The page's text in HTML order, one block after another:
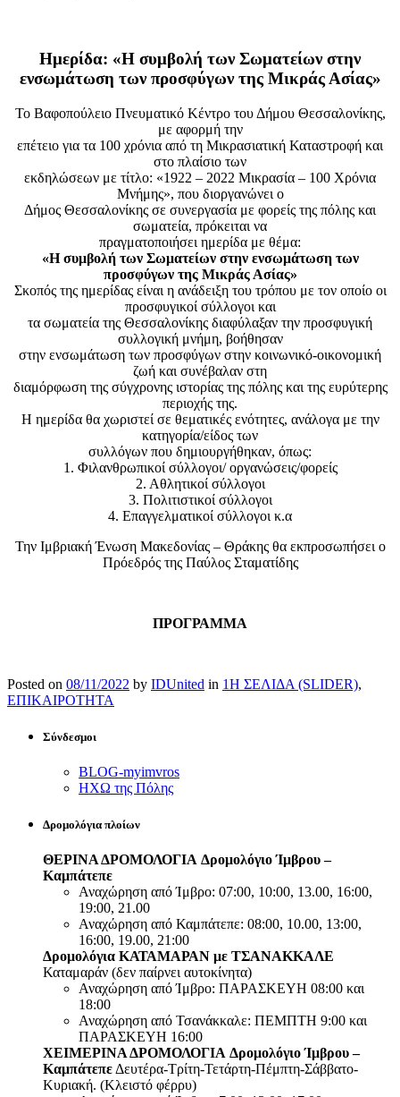
Ημερίδα: «Η συμβολή των Σωματείων στην
ενσωμάτωση των προσφύγων της Μικράς Ασίας»
Το Βαφοπούλειο Πνευματικό Κέντρο του Δήμου Θεσσαλονίκης,
με αφορμή την
επέτειο για τα 100 χρόνια από τη Μικρασιατική Καταστροφή και
στο πλαίσιο των
εκδηλώσεων με τίτλο: «1922 – 2022 Μικρασία – 100 Χρόνια
Μνήμης», που διοργανώνει ο
Δήμος Θεσσαλονίκης σε συνεργασία με φορείς της πόλης και
σωματεία, πρόκειται να
πραγματοποιήσει ημερίδα με θέμα:
«Η συμβολή των Σωματείων στην ενσωμάτωση των
προσφύγων της Μικράς Ασίας»
Σκοπός της ημερίδας είναι η ανάδειξη του τρόπου με τον οποίο οι
προσφυγικοί σύλλογοι και
τα σωματεία της Θεσσαλονίκης διαφύλαξαν την προσφυγική
συλλογική μνήμη, βοήθησαν
στην ενσωμάτωση των προσφύγων στην κοινωνικό-οικονομική
ζωή και συνέβαλαν στη
διαμόρφωση της σύγχρονης ιστορίας της πόλης και της ευρύτερης
περιοχής της.
Η ημερίδα θα χωριστεί σε θεματικές ενότητες, ανάλογα με την
κατηγορία/είδος των
συλλόγων που δημιουργήθηκαν, όπως:
1. Φιλανθρωπικοί σύλλογοι/ οργανώσεις/φορείς
2. Αθλητικοί σύλλογοι
3. Πολιτιστικοί σύλλογοι
4. Επαγγελματικοί σύλλογοι κ.α
Την Ιμβριακή Ένωση Μακεδονίας – Θράκης θα εκπροσωπήσει ο
Πρόεδρός της Παύλος Σταματίδης
ΠΡΟΓΡΑΜΜΑ
Posted on 08/11/2022 by IDUnited in 1Η ΣΕΛΙΔΑ (SLIDER),
ΕΠΙΚΑΙΡΟΤΗΤΑ
Σύνδεσμοι
BLOG-myimvros
ΗΧΩ της Πόλης
Δρομολόγια πλοίων
ΘΕΡΙΝΑ ΔΡΟΜΟΛΟΓΙΑ Δρομολόγιο Ίμβρου –
Καμπάτεπε
Αναχώρηση από Ίμβρο: 07:00, 10:00, 13.00, 16:00,
19:00, 21.00
Αναχώρηση από Καμπάτεπε: 08:00, 10.00, 13:00,
16:00, 19.00, 21:00
Δρομολόγια ΚΑΤΑΜΑΡΑΝ με ΤΣΑΝΑΚΚΑΛΕ
Καταμαράν (δεν παίρνει αυτοκίνητα)
Αναχώρηση από Ίμβρο: ΠΑΡΑΣΚΕΥΗ 08:00 και
18:00
Αναχώρηση από Τσανάκκαλε: ΠΕΜΠΤΗ 9:00 και
ΠΑΡΑΣΚΕΥΗ 16:00
ΧΕΙΜΕΡΙΝΑ ΔΡΟΜΟΛΟΓΙΑ Δρομολόγιο Ίμβρου –
Καμπάτεπε Δευτέρα-Τρίτη-Τετάρτη-Πέμπτη-Σάββατο-
Κυριακή. (Κλειστό φέρρυ)